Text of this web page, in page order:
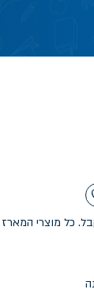
כל מוצרי המארז